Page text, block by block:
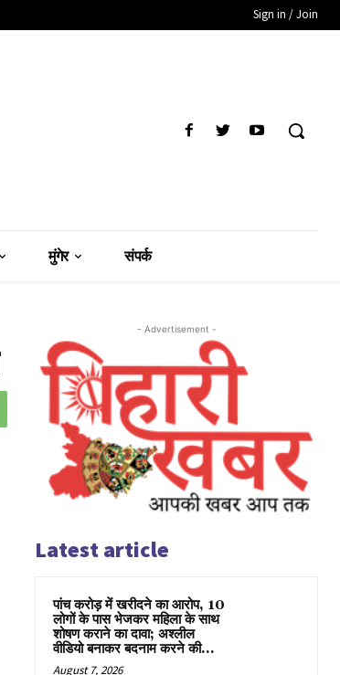
Sign in / Join
मुंगेर संपर्क
- Advertisement -
Latest article
पांच करोड़ में खरीदने का आरोप, 10
लोगों के पास भेजकर महिला के साथ
शोषण कराने का दावा; अश्लील
वीडियो बनाकर बदनाम करने की...
August 7, 2026